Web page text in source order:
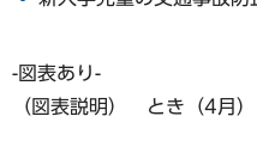
-図表あり-
（図表説明） とき（4月